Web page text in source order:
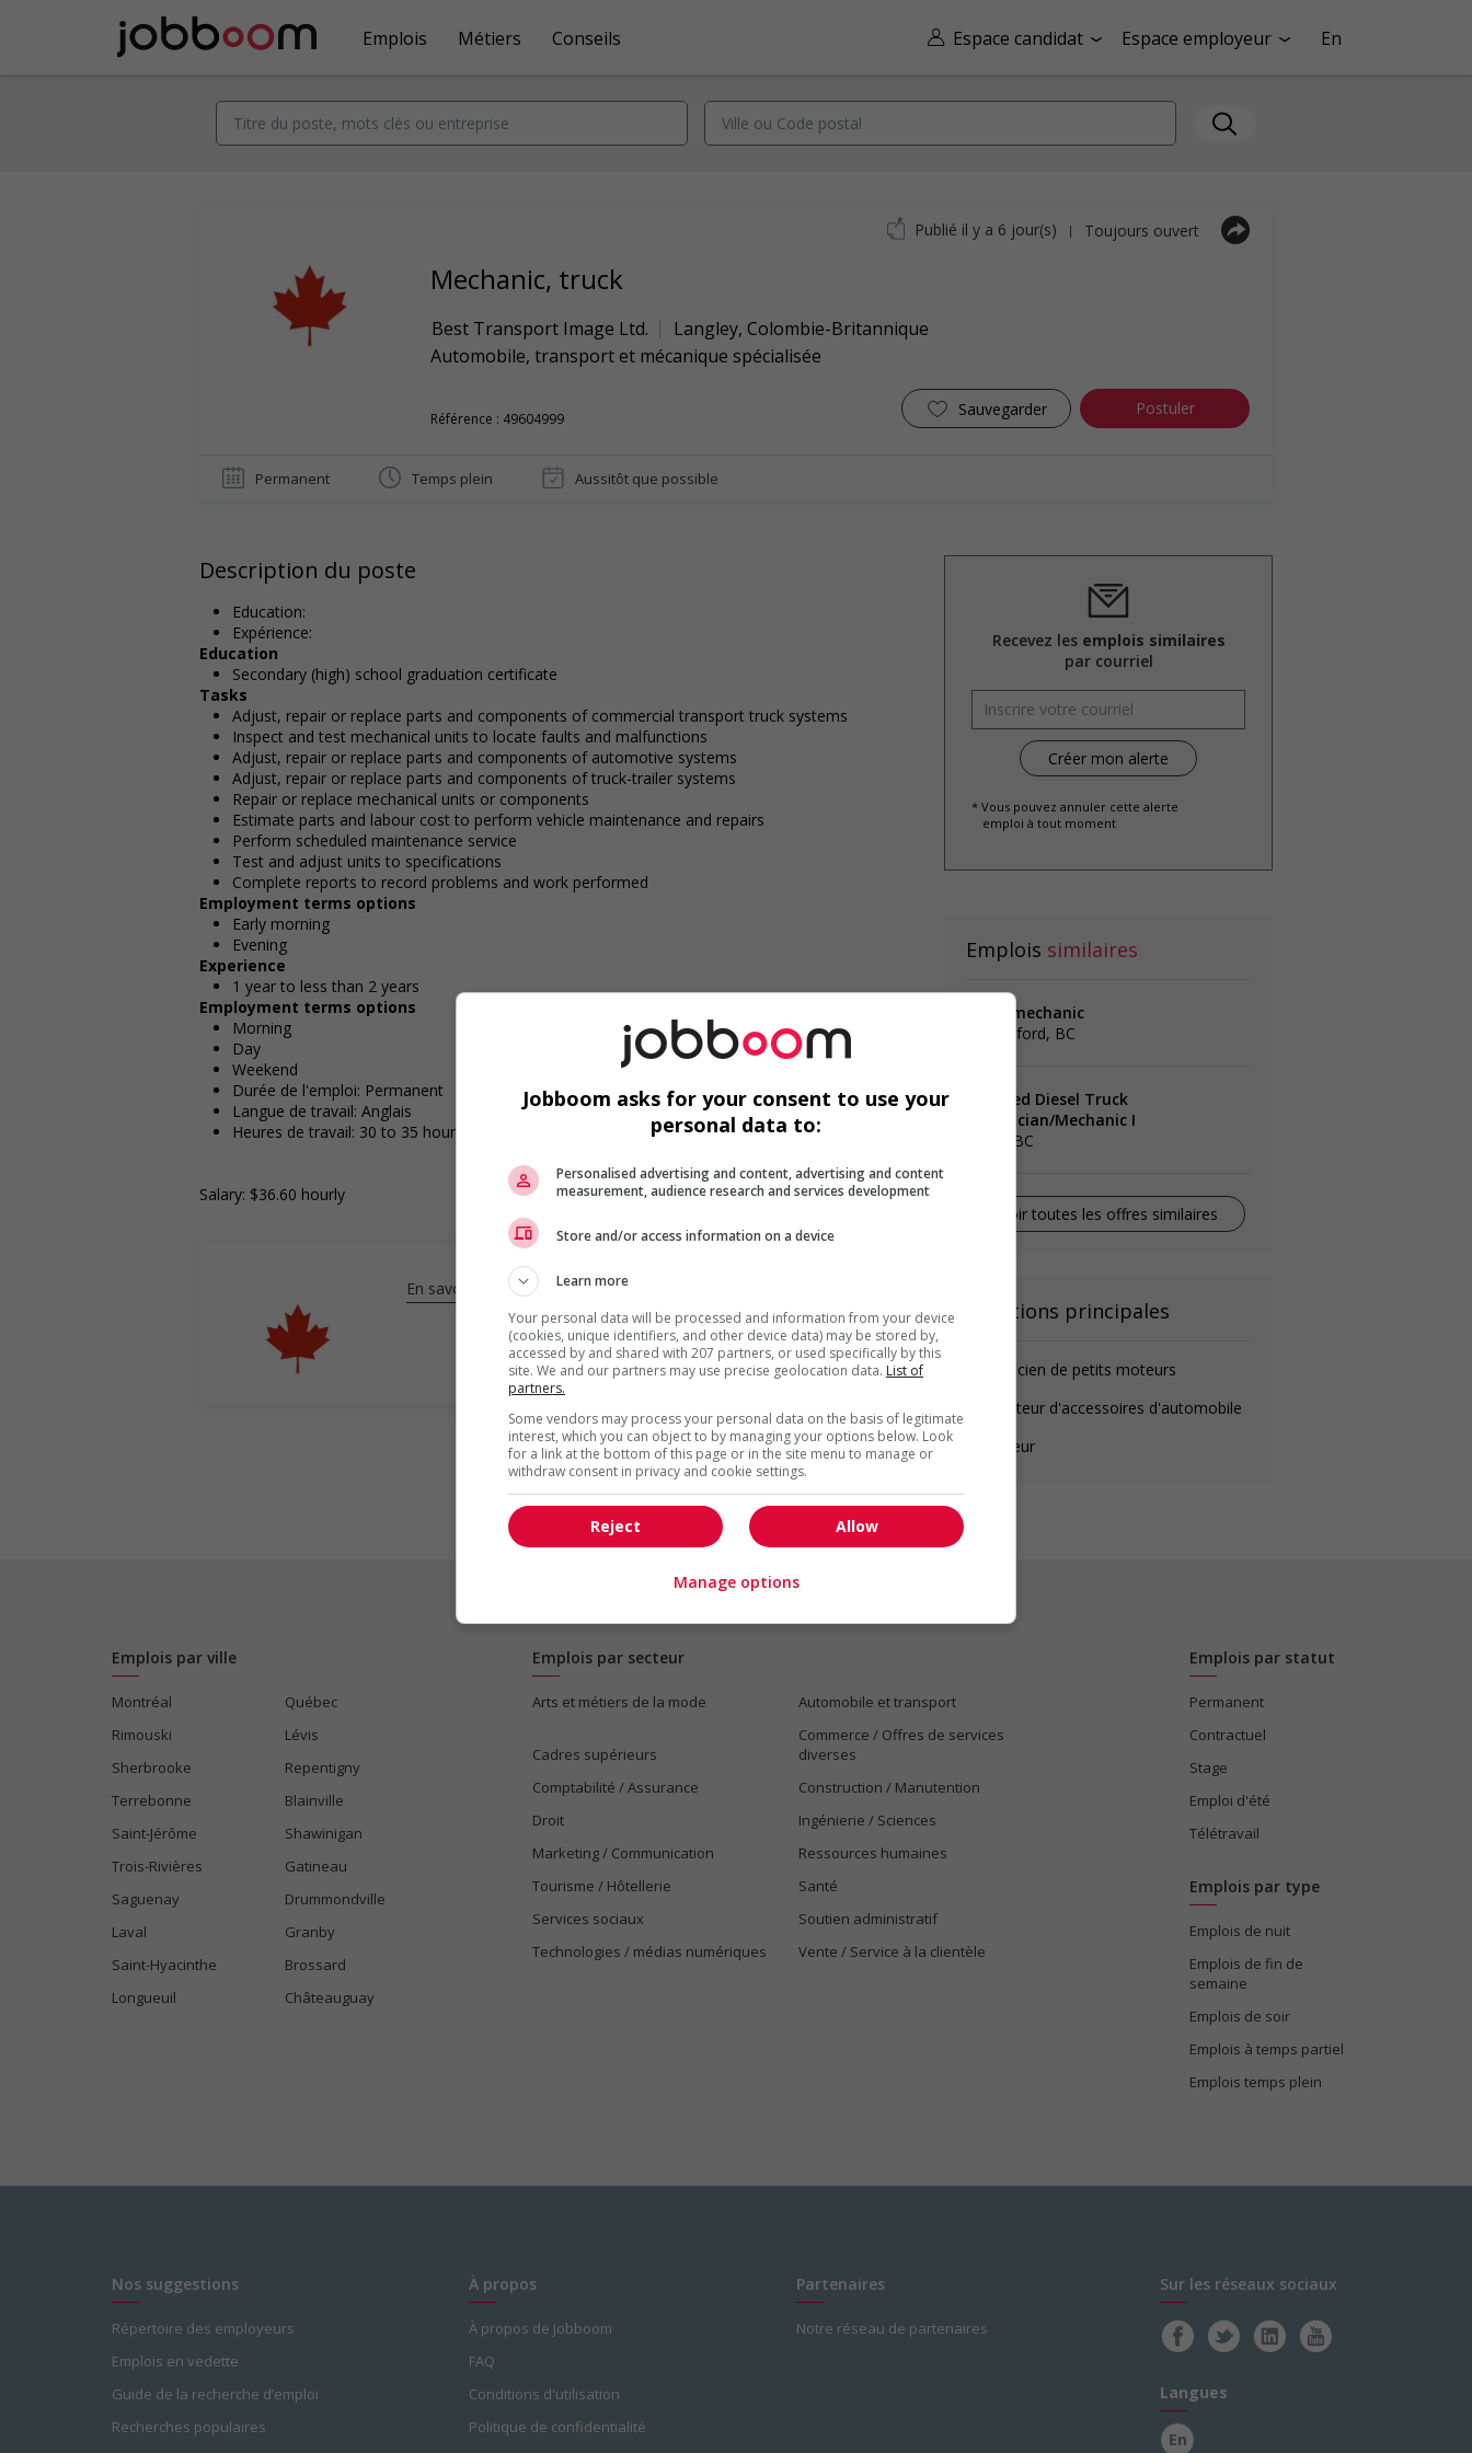
Espace candidat Espace employeur En
Emplois Métiers Conseils
Mechanic, truck
Best Transport Image Ltd. Langley, Colombie-Britannique
Automobile, transport et mécanique spécialisée
Référence : 49604999 Sauvegarder Postuler
Publié il y a 6 jour(s) | Toujours ouvert
Permanent Temps plein Aussitôt que possible
Description du poste
Education:
Expérience:
Education
Secondary (high) school graduation certificate
Tasks
Adjust, repair or replace parts and components of commercial transport truck systems
Inspect and test mechanical units to locate faults and malfunctions
Adjust, repair or replace parts and components of automotive systems
Adjust, repair or replace parts and components of truck-trailer systems
Repair or replace mechanical units or components
Estimate parts and labour cost to perform vehicle maintenance and repairs
Perform scheduled maintenance service
Test and adjust units to specifications
Complete reports to record problems and work performed
Employment terms options
Early morning
Evening
Experience
1 year to less than 2 years
Employment terms options
Morning
Day
Weekend
Durée de l'emploi: Permanent
Langue de travail: Anglais
Heures de travail: 30 to 35 hours per week
Salary: $36.60 hourly
En savoir plus
Recevez les emplois similaires
par courriel
* Vous pouvez annuler cette alerte
emploi à tout moment
Emplois similaires
truck mechanic
Abbotsford, BC
Licensed Diesel Truck
Technician/Mechanic I
Delta, BC
Voir toutes les offres similaires
Fonctions principales
Mécanicien de petits moteurs
Installateur d'accessoires d'automobile
Chauffeur
Emplois par ville
Montréal
Québec
Rimouski
Lévis
Sherbrooke
Repentigny
Terrebonne
Blainville
Saint-Jérôme
Shawinigan
Trois-Rivières
Gatineau
Saguenay
Drummondville
Laval
Granby
Saint-Hyacinthe
Brossard
Longueuil
Châteauguay
Emplois par secteur
Arts et métiers de la mode Automobile et transport
Cadres supérieurs
Commerce / Offres de services
diverses
Comptabilité / Assurance
Construction / Manutention
Droit
Ingénierie / Sciences
Marketing / Communication
Ressources humaines
Tourisme / Hôtellerie
Santé
Services sociaux
Soutien administratif
Technologies / médias numériques
Vente / Service à la clientèle
Emplois par statut
Permanent
Contractuel
Stage
Emploi d'été
Télétravail
Emplois par type
Emplois de nuit
Emplois de fin de
semaine
Emplois de soir
Emplois à temps partiel
Emplois temps plein
Nos suggestions
Répertoire des employeurs
Emplois en vedette
Guide de la recherche d’emploi
Recherches populaires
À propos
À propos de Jobboom
FAQ
Conditions d'utilisation
Politique de confidentialité
Partenaires
Notre réseau de partenaires
Sur les réseaux sociaux
Langues
En
Jobboom asks for your consent to use your
personal data to:
Personalised advertising and content, advertising and content
measurement, audience research and services development
Store and/or access information on a device
Learn more
Your personal data will be processed and information from your device
(cookies, unique identifiers, and other device data) may be stored by,
accessed by and shared with 207 partners, or used specifically by this
site. We and our partners may use precise geolocation data. List of
partners.
Some vendors may process your personal data on the basis of legitimate
interest, which you can object to by managing your options below. Look
for a link at the bottom of this page or in the site menu to manage or
withdraw consent in privacy and cookie settings.
Allow
Reject
Manage options